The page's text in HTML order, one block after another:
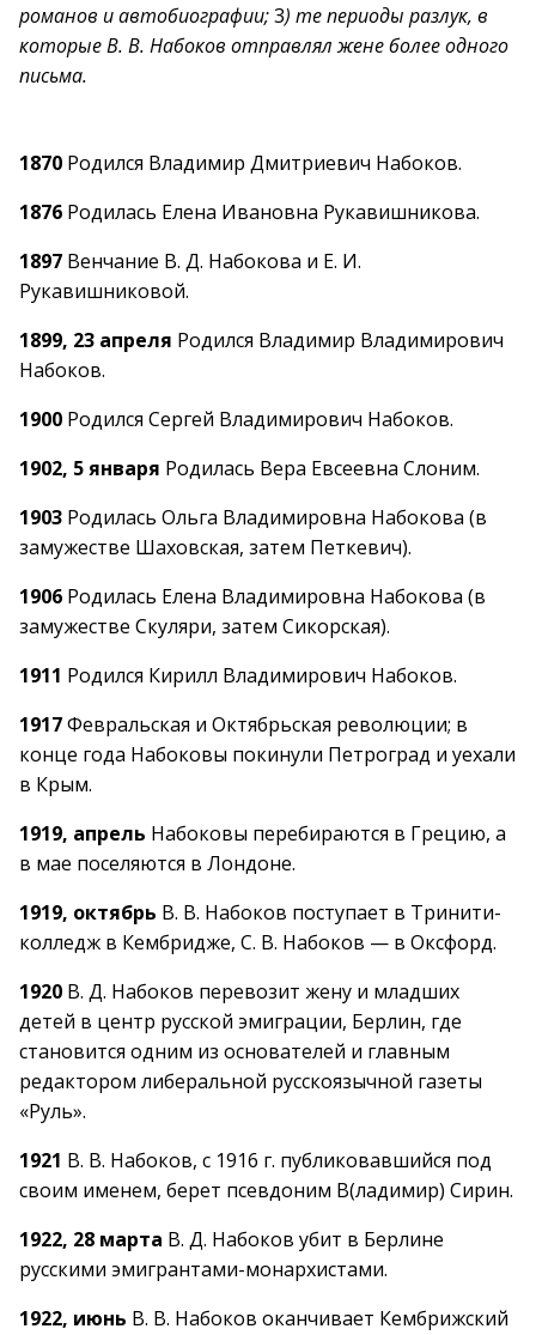
романов и автобиографии;3) те периоды разлук, в
которые В. В. Набоков отправлял жене более одного
письма.
1870 Родился Владимир Дмитриевич Набоков.
1876 Родилась Елена Ивановна Рукавишникова.
1897 Венчание В. Д. Набокова и Е. И.
Рукавишниковой.
1899, 23 апреля Родился Владимир Владимирович
Набоков.
1900 Родился Сергей Владимирович Набоков.
1902, 5 января Родилась Вера Евсеевна Слоним.
1903 Родилась Ольга Владимировна Набокова (в
замужестве Шаховская, затем Петкевич).
1906 Родилась Елена Владимировна Набокова (в
замужестве Скуляри, затем Сикорская).
1911 Родился Кирилл Владимирович Набоков.
1917Февральская и Октябрьская революции; в
конце года Набоковы покинули Петроград и уехали
в Крым.
1919, апрель Набоковы перебираются в Грецию, а
в мае поселяются в Лондоне.
1919, октябрь В. В. Набоков поступает в Тринити-
колледж в Кембридже, С. В. Набоков — в Оксфорд.
1920 В. Д. Набоков перевозит жену и младших
детей в центр русской эмиграции, Берлин, где
становится одним из основателей и главным
редактором либеральной русскоязычной газеты
«Руль».
1921 В. В. Набоков, с 1916 г. публиковавшийся под
своим именем, берет псевдоним В(ладимир) Сирин.
1922, 28 марта В. Д. Набоков убит в Берлине
русскими эмигрантами-монархистами.
1922, июнь В. В. Набоков оканчивает Кембрижский